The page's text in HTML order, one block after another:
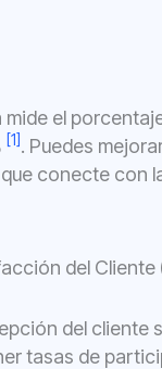
mide el
[1]. Puedes
conecte con
del Cliente
del
tasas de